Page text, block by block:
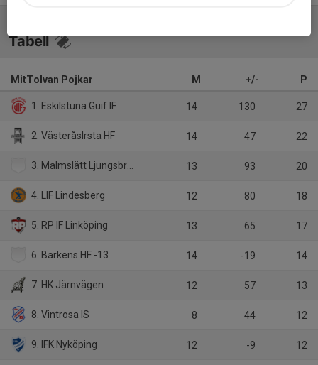
Tabell
MitTolvan Pojkar M +/- P
1. Eskilstuna Guif IF 14 130 27
2. VästeråsIrsta HF 14 47 22
3. Malmslätt Ljungsbro HF 13 93 20
4. LIF Lindesberg 12 80 18
5. RP IF Linköping 13 65 17
6. Barkens HF -13 14 -19 14
7. HK Järnvägen 12 57 13
8. Vintrosa IS 8 44 12
9. IFK Nyköping 12 -9 12